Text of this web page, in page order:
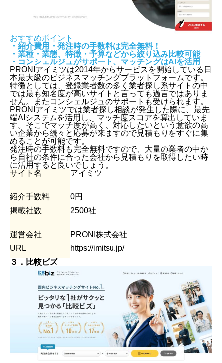
おすすめポイント
・紹介費用・発注時の手数料は完全無料！
・業種・業態、特徴・予算などから絞り込み比較可能
・コンシェルジュがサポート、マッチングはAIを活用
PRONIアイミツは2014年からサービスを開始している日
本最大級のビジネスマッチングプラットフォームです。
特徴としては、登録業者数の多く業者探し系サイトの中
では最も知名度が高いサイトと言っても過言ではありま
せん。またコンシェルジュのサポートも受けられます。
PRONIアイミツでは業者探し相談が発生した際に、最先
端AIシステムを活用し、マッチ度スコアを算出していま
す。そこでマッチ度が高く、対応したいという意欲の高
い企業から続々と応募が来ますので見積もりをすぐに集
めることが可能です。
発注時の手数料も完全無料ですので、大量の業者の中か
ら自社の条件に合った会社から見積もりを取得したい時
に活用すると良いでしょう。
サイト名
アイミツ
紹介手数料
0円
掲載社数
2500社
運営会社
PRONI株式会社
URL
https://imitsu.jp/
３．比較ビズ